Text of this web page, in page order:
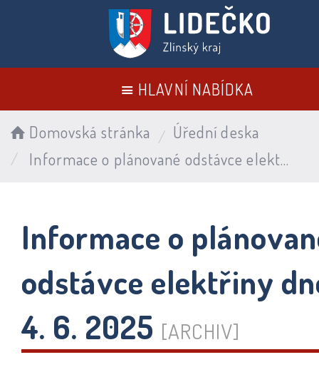
HLAVNÍ NABÍDKA
Domovská stránka
Úřední deska
Informace o plánované odstávce elektřiny dne 4. 6. 2025
Informace o
odstávce elektřiny
4. 6. 2025 [ARCHIV]